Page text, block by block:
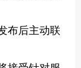
布后主动联